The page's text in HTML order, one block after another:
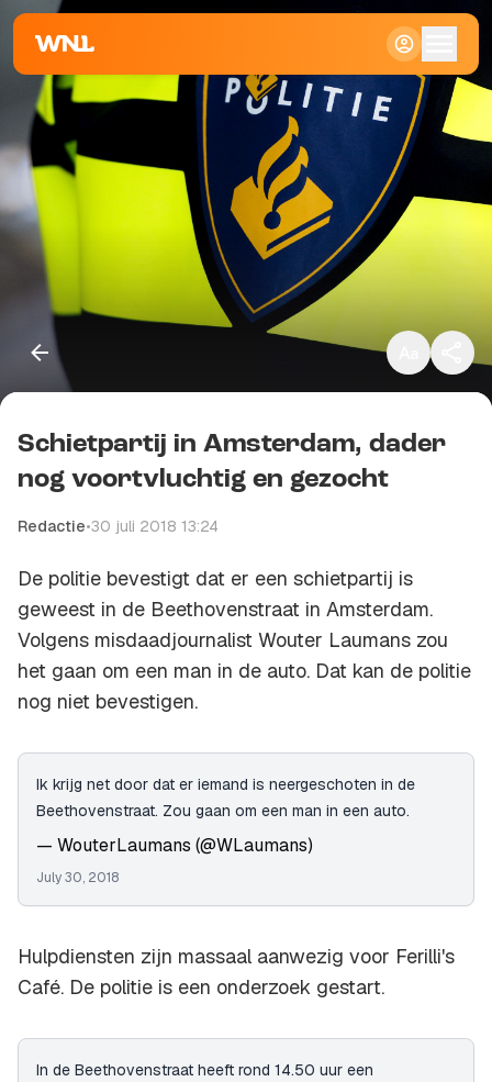
Klein
Standaard
Kopieer link
Schietpartij in Amsterdam, dader
nog voortvluchtig en gezocht
Redactie•30 juli 2018 13:24
De politie bevestigt dat er een schietpartij is
geweest in de Beethovenstraat in Amsterdam.
Volgens misdaadjournalist Wouter Laumans zou
het gaan om een man in de auto. Dat kan de politie
nog niet bevestigen.
Ik krijg net door dat er iemand is neergeschoten in de
Beethovenstraat. Zou gaan om een man in een auto.
— WouterLaumans (@WLaumans)
July 30, 2018
Hulpdiensten zijn massaal aanwezig voor Ferilli's
Café. De politie is een onderzoek gestart.
In de Beethovenstraat heeft rond 14.50 uur een